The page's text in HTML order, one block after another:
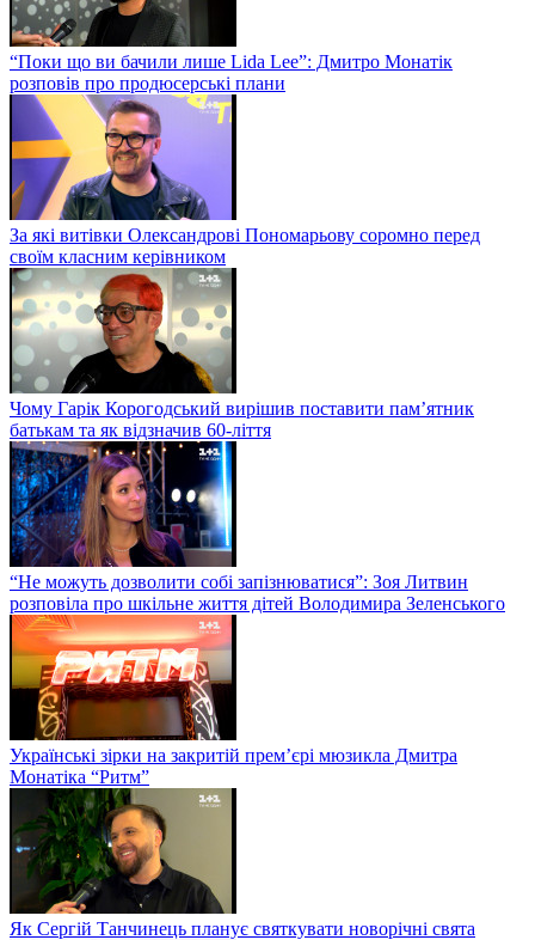
“Поки що ви бачили лише Lida Lee”: Дмитро Монатік
розповів про продюсерські плани
За які витівки Олександрові Пономарьову соромно перед
своїм класним керівником
Чому Гарік Корогодський вирішив поставити пам’ятник
батькам та як відзначив 60-ліття
“Не можуть дозволити собі запізнюватися”: Зоя Литвин
розповіла про шкільне життя дітей Володимира Зеленського
Українські зірки на закритій прем’єрі мюзикла Дмитра
Монатіка “Ритм”
Як Сергій Танчинець планує святкувати новорічні свята